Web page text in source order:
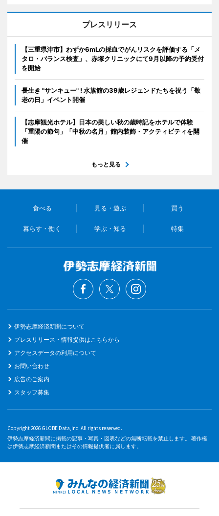
プレスリリース
【三重県津市】わずか6mLの採血でがんリスクを評価する「メ
タロ・バランス検査」、赤塚クリニックにて9月以降の予約受付
を開始
長生き "サンキュー" ! 水族館の39歳レジェンドたちを祝う「敬
老の日」イベント開催
【志摩観光ホテル】日本の美しい秋の歳時記をホテルで体験
「重陽の節句」「中秋の名月」館内装飾・アクティビティを開
催
もっと見る
食べる 見る・遊ぶ 買う
暮らす・働く 学ぶ・知る 特集
伊勢志摩経済新聞について
プレスリリース・情報提供はこちらから
アクセスデータの利用について
お問い合わせ
広告のご案内
スタッフ募集
Copyright 2026 GLOBE Data,Inc. All rights reserved.
伊勢志摩経済新聞に掲載の記事・写真・図表などの無断転載を禁止します。 著作権
は伊勢志摩経済新聞またはその情報提供者に属します。